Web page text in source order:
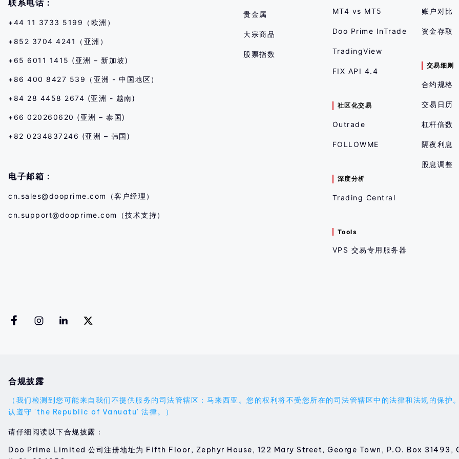
联系电话：
+44 11 3733 5199（欧洲）
+852 3704 4241（亚洲）
+65 6011 1415 (亚洲 – 新加坡)
+86 400 8427 539（亚洲 - 中国地区）
+84 28 4458 2674 (亚洲 - 越南)
+66 020260620 (亚洲 – 泰国)
+82 0234837246 (亚洲 – 韩国)
电子邮箱：
cn.sales@dooprime.com （客户经理）
cn.support@dooprime.com （技术支持）
贵金属
大宗商品
股票指数
MT4 vs MT5
Doo Prime InTrade
TradingView
FIX API 4.4
社区化交易
Outrade
FOLLOWME
深度分析
Trading Central
Tools
VPS 交易专用服务器
账户对比
资金存取
交易细则
合约规格
交易日历
杠杆倍数
隔夜利息
股息调整
合规披露
（我们检测到您可能来自我们不提供服务的司法管辖区：马来西亚。您的权利将不受您所在的司法管辖区中的法律和法规的
认遵守 'the Republic of Vanuatu' 法律。）
请仔细阅读以下合规披露：
Doo Prime Limited 公司注册地址为 Fifth Floor, Zephyr House, 122 Mary Street, George Town, P.O. Box 31493,